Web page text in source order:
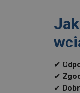
✔
✔
✔